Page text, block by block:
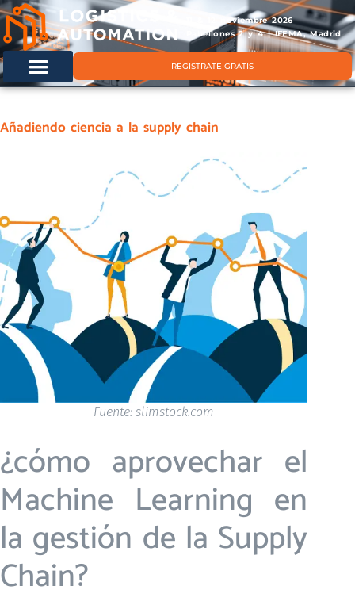
11 & 12 noviembre 2026
Pabellones 2 y 4 | IFEMA, Madrid
REGISTRATE GRATIS
Añadiendo ciencia a la supply chain
Fuente: slimstock.com
¿cómo aprovechar el
Machine Learning en
la gestión de la Supply
Chain?